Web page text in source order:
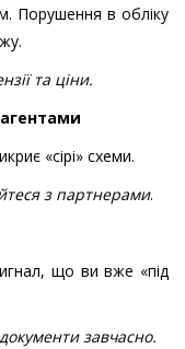
Порушення в обліку
та ціни.
«сірі» схеми.
з партнерами.
що ви вже «під
завчасно.